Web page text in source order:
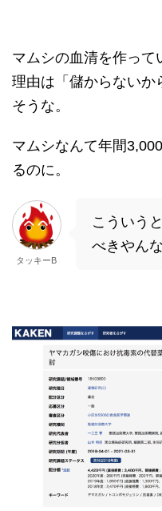
マムシの血清を作って
理由は「儲からないか
そうな。
マムシなんて年間
るのに。
タッキーB
こういう
べきやんな